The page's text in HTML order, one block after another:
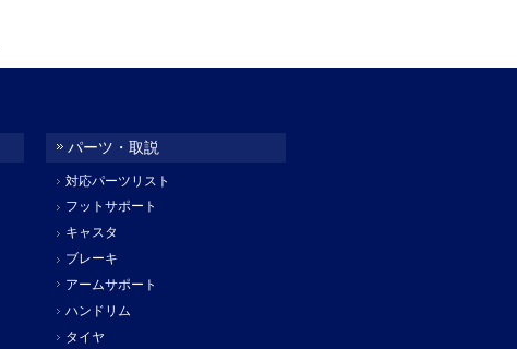
パーツ・取説
対応パーツリスト
フットサポート
キャスタ
ブレーキ
アームサポート
ハンドリム
タイヤ